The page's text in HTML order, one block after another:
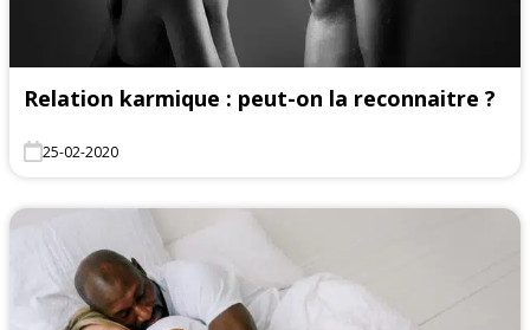
Relation karmique : peut-on la reconnaitre ?
25-02-2020